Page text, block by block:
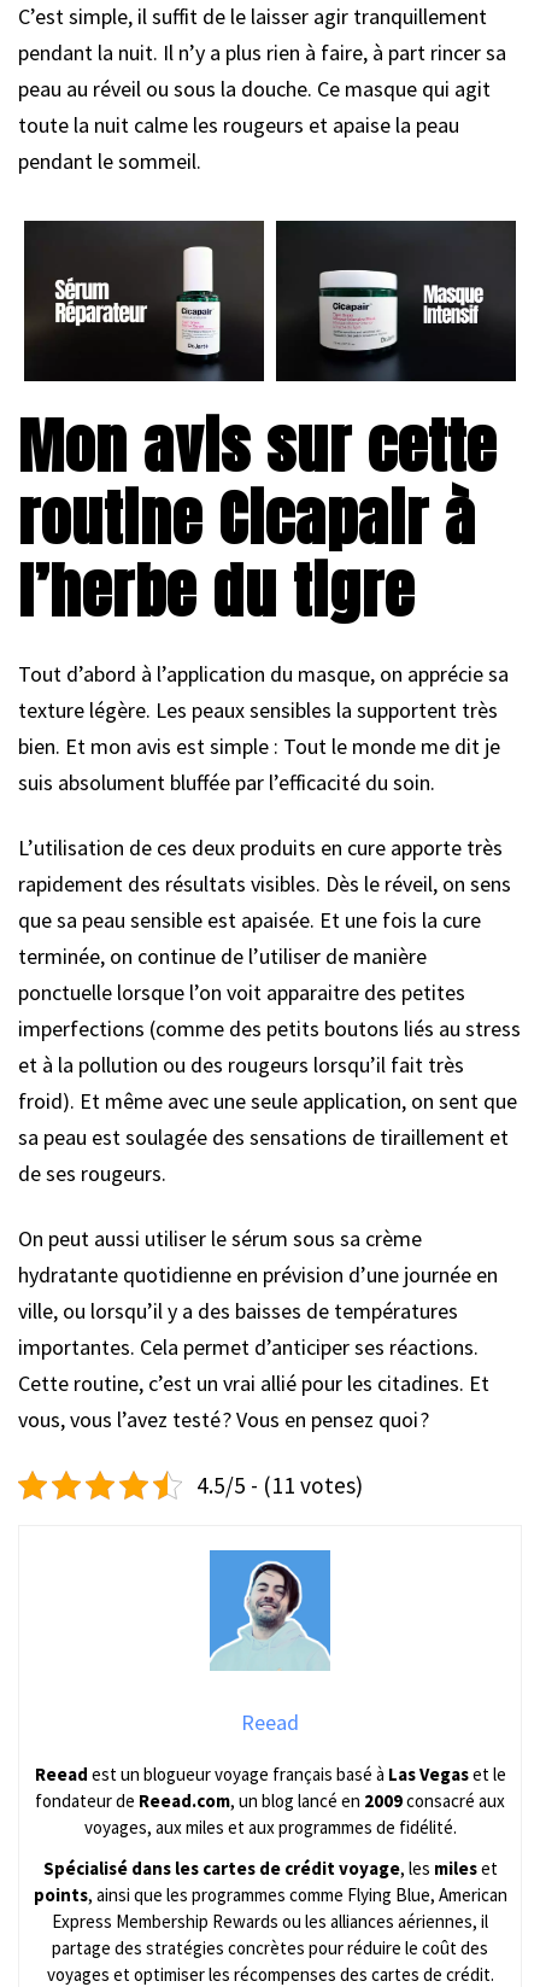
C’est simple, il suffit de le laisser agir tranquillement
pendant la nuit. Il n’y a plus rien à faire, à part rincer sa
peau au réveil ou sous la douche. Ce masque qui agit
toute la nuit calme les rougeurs et apaise la peau
pendant le sommeil.
Mon avis sur cette
routine Cicapair à
l’herbe du tigre
Tout d’abord à l’application du masque, on apprécie sa
texture légère. Les peaux sensibles la supportent très
bien. Et mon avis est simple : Tout le monde me dit je
suis absolument bluffée par l’efficacité du soin.
L’utilisation de ces deux produits en cure apporte très
rapidement des résultats visibles. Dès le réveil, on sens
que sa peau sensible est apaisée. Et une fois la cure
terminée, on continue de l’utiliser de manière
ponctuelle lorsque l’on voit apparaitre des petites
imperfections (comme des petits boutons liés au stress
et à la pollution ou des rougeurs lorsqu’il fait très
froid). Et même avec une seule application, on sent que
sa peau est soulagée des sensations de tiraillement et
de ses rougeurs.
On peut aussi utiliser le sérum sous sa crème
hydratante quotidienne en prévision d’une journée en
ville, ou lorsqu’il y a des baisses de températures
importantes. Cela permet d’anticiper ses réactions.
Cette routine, c’est un vrai allié pour les citadines. Et
vous, vous l’avez testé ? Vous en pensez quoi ?
4.5/5 - (11 votes)
Reead
Reead est un blogueur voyage français basé à Las Vegaset le
fondateur de Reead.com, un blog lancé en 2009consacré aux
voyages, aux miles et aux programmes de fidélité.
Spécialisé dans les cartes de crédit voyage, les mileset
points, ainsi que les programmes comme Flying Blue, American
Express Membership Rewards ou les alliances aériennes, il
partage des stratégies concrètes pour réduire le coût des
voyages et optimiser les récompenses des cartes de crédit.